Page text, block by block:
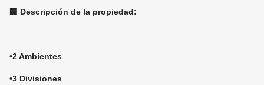
🏢 Descripción de la propiedad:
•2 Ambientes
•3 Divisiones